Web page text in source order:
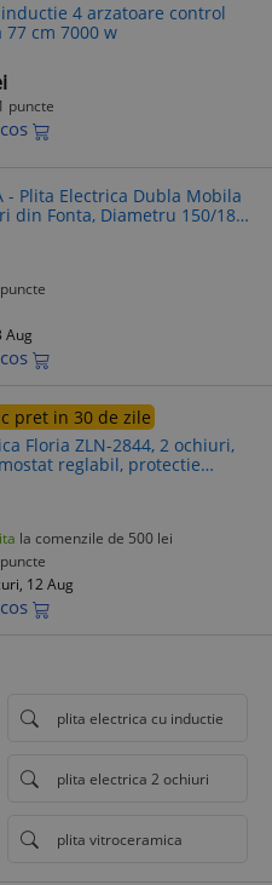
4 arzatoare control
cm 7000 w
puncte
- Plita Electrica Dubla Mobila
din Fonta, Diametru 150/185
Aug
pret in 30 de zile
Floria ZLN-2844, 2 ochiuri,
reglabil, protectie
negru
la comenzile de 500 lei
12 Aug
plita electrica cu inductie
plita electrica 2 ochiuri
plita vitroceramica